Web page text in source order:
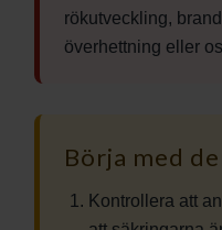
rökutveckling,
överhettning eller
Börja med
Kontrollera att